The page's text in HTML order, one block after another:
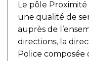
Le pôle Proximité
une qualité de
auprès de
directions, la
Police composée